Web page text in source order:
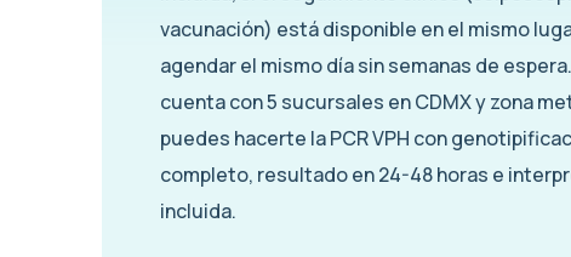
vacunación) está disponible en el mismo
agendar el mismo día sin semanas de
cuenta con 5 sucursales en CDMX y zona
puedes hacerte la PCR VPH con
completo, resultado en 24-48 horas e
incluida.